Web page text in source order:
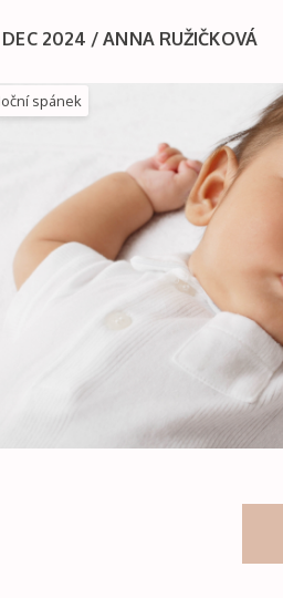
DEC 2024 / ANNA RUŽIČKOVÁ
spánek